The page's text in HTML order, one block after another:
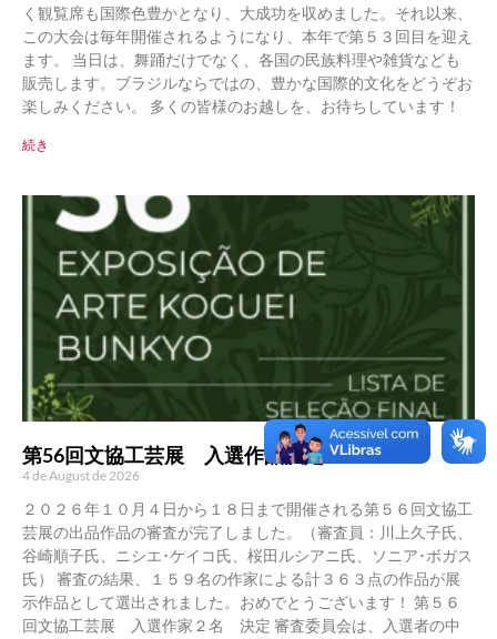
く観覧席も国際色豊かとなり、大成功を収めました。それ以来、
この大会は毎年開催されるようになり、本年で第５３回目を迎え
ます。 当日は、舞踊だけでなく、各国の民族料理や雑貨なども
販売します。ブラジルならではの、豊かな国際的文化をどうぞお
楽しみください。 多くの皆様のお越しを、お待ちしています！
続き
第56回文協工芸展 入選作品決定！
4 de August de 2026
２０２６年１０月４日から１８日まで開催される第５６回文協工
芸展の出品作品の審査が完了しました。（審査員：川上久子氏、
谷崎順子氏、ニシエ･ケイコ氏、桜田ルシアニ氏、ソニア･ボガス
氏） 審査の結果、１５９名の作家による計３６３点の作品が展
示作品として選出されました。おめでとうございます！ 第５６
回文協工芸展 入選作家２名 決定 審査委員会は、入選者の中